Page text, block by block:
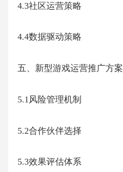
4.3社区运营策略
4.4数据驱动策略
五、新型游戏运营推广方案
5.1风险管理机制
5.2合作伙伴选择
5.3效果评估体系